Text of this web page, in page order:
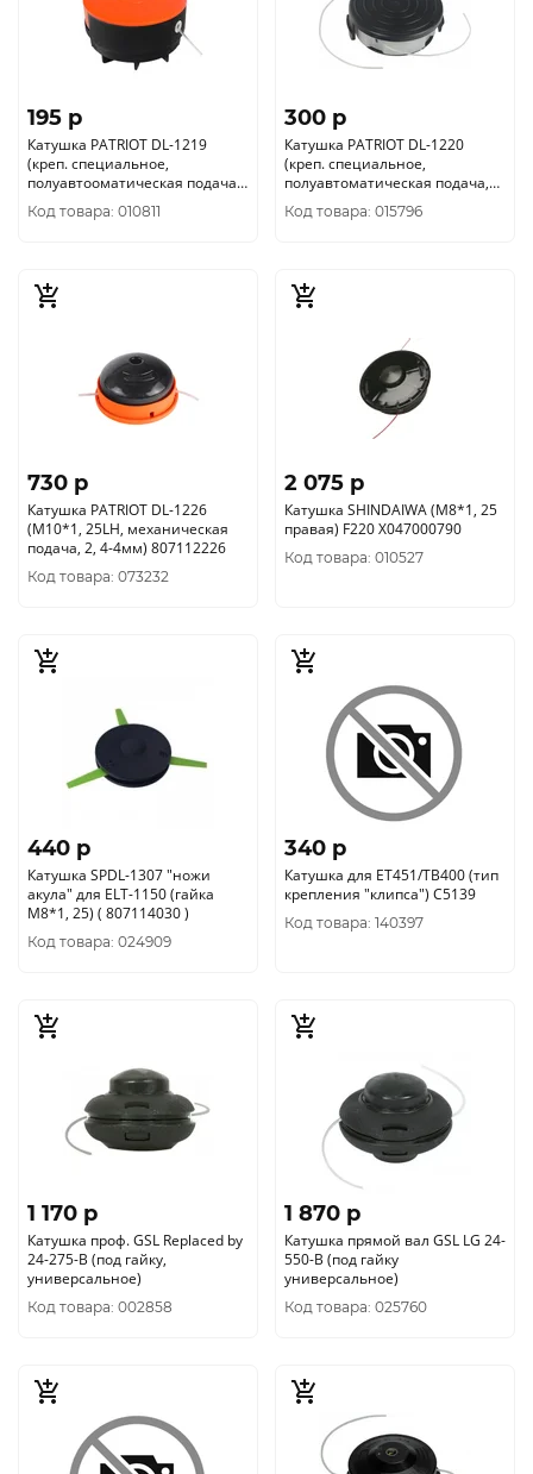
195 p
Катушка PATRIOT DL-1219
(креп. специальное,
полуавтооматическая подача,
1, 6мм) 807112219
Код товара: 010811
300 p
Катушка PATRIOT DL-1220
(креп. специальное,
полуавтоматическая подача,
2мм) 807112220
Код товара: 015796
730 p
Катушка PATRIOT DL-1226
(М10*1, 25LH, механическая
подача, 2, 4-4мм) 807112226
Код товара: 073232
2 075 p
Катушка SHINDAIWA (М8*1, 25
правая) F220 X047000790
Код товара: 010527
440 p
Катушка SPDL-1307 "ножи
акула" для ELT-1150 (гайка
М8*1, 25) ( 807114030 )
Код товара: 024909
340 p
Катушка для ET451/TB400 (тип
крепления "клипса") C5139
Код товара: 140397
1 170 p
Катушка проф. GSL Replaced by
24-275-B (под гайку,
универсальное)
Код товара: 002858
1 870 p
Катушка прямой вал GSL LG 24-
550-B (под гайку
универсальное)
Код товара: 025760